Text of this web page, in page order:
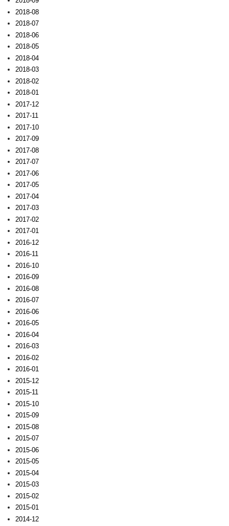
2018-08
2018-07
2018-06
2018-05
2018-04
2018-03
2018-02
2018-01
2017-12
2017-11
2017-10
2017-09
2017-08
2017-07
2017-06
2017-05
2017-04
2017-03
2017-02
2017-01
2016-12
2016-11
2016-10
2016-09
2016-08
2016-07
2016-06
2016-05
2016-04
2016-03
2016-02
2016-01
2015-12
2015-11
2015-10
2015-09
2015-08
2015-07
2015-06
2015-05
2015-04
2015-03
2015-02
2015-01
2014-12